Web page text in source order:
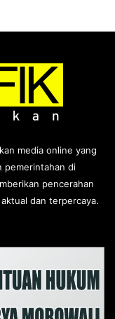
media online yang
pemerintahan di
pencerahan
dan terpercaya.